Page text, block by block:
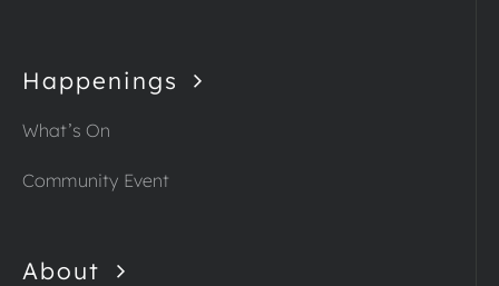
Happenings
What’s On
Community Event
About